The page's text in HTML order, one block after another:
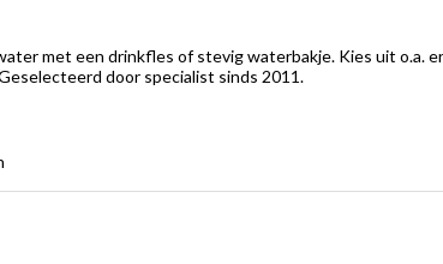
met een drinkfles of stevig waterbakje. Kies uit o.a.
door specialist sinds 2011.